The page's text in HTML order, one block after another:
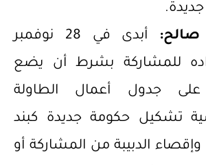
جديدة.
صالح:
أبدى في 28 نوفمبر
للمشاركة بشرط أن يضع
على جدول أعمال الطاولة
تشكيل حكومة جديدة كبند
وإقصاء الدبيبة من المشاركة أو